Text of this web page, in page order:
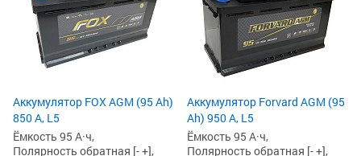
Аккумулятор FOX AGM (95 Ah)
850 А, L5
Ёмкость 95 А·ч,
Полярность обратная [- +],
Аккумулятор Forvard AGM (95
Ah) 950 А, L5
Ёмкость 95 А·ч,
Полярность обратная [- +],